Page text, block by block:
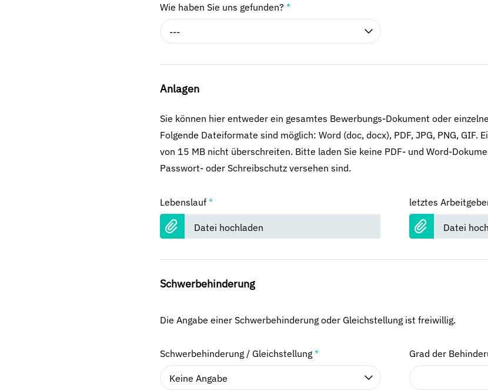
Wie haben Sie uns gefunden? *
---
Anlagen
Sie können hier entweder ein gesamtes Bewerbungs-Dokument oder
Folgende Dateiformate sind möglich: Word (doc, docx), PDF, JPG, PNG, GIF.
von 15 MB nicht überschreiten. Bitte laden Sie keine PDF- und Word-
Passwort- oder Schreibschutz versehen sind.
Lebenslauf *
Datei hochladen
letztes
Datei
Schwerbehinderung
Die Angabe einer Schwerbehinderung oder Gleichstellung ist freiwillig.
Schwerbehinderung / Gleichstellung *
Keine Angabe
Grad der